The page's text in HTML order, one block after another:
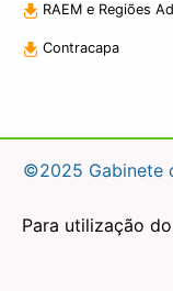
RAEM e Regiões
Contracapa
©2025 Gabinete
Para utilização